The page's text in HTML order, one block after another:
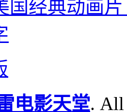
国经典动画
电影天堂. All